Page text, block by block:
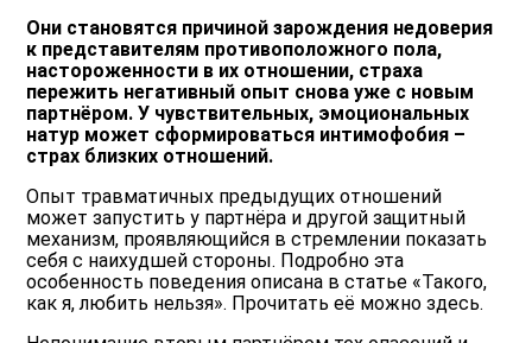
Они становятся причиной зарождения недоверия
к представителям противоположного пола,
настороженности в их отношении, страха
пережить негативный опыт снова уже с новым
партнёром. У чувствительных, эмоциональных
натур может сформироваться интимофобия –
страх близких отношений.
Опыт травматичных предыдущих отношений
может запустить у партнёра и другой защитный
механизм, проявляющийся в стремлении показать
себя с наихудшей стороны. Подробно эта
особенность поведения описана в статье «Такого,
как я, любить нельзя». Прочитать её можно здесь.